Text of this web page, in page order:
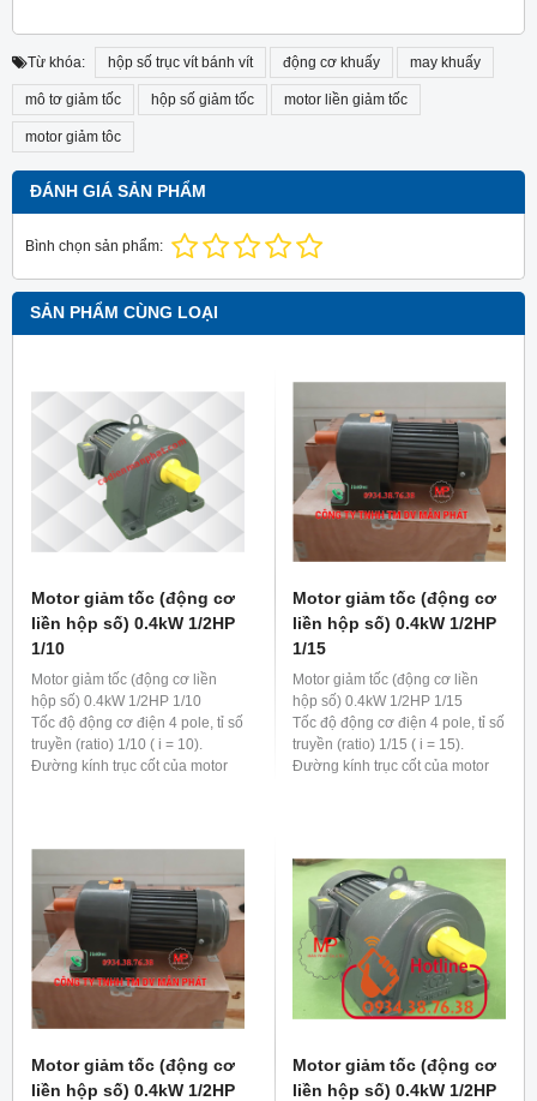
Từ khóa: hộp số trục vít bánh vít động cơ khuấy may khuấy
mô tơ giảm tốc hộp số giảm tốc motor liền giảm tốc
motor giảm tôc
ĐÁNH GIÁ SẢN PHẨM
Bình chọn sản phẩm:
SẢN PHẨM CÙNG LOẠI
Motor giảm tốc (động cơ
liền hộp số) 0.4kW 1/2HP
1/10
Motor giảm tốc (động cơ liền
hộp số) 0.4kW 1/2HP 1/10
Tốc độ động cơ điện 4 pole, tỉ số
truyền (ratio) 1/10 ( i = 10).
Đường kính trục cốt của motor
Motor giảm tốc (động cơ
liền hộp số) 0.4kW 1/2HP
1/15
Motor giảm tốc (động cơ liền
hộp số) 0.4kW 1/2HP 1/15
Tốc độ động cơ điện 4 pole, tỉ số
truyền (ratio) 1/15 ( i = 15).
Đường kính trục cốt của motor
Motor giảm tốc (động cơ
liền hộp số) 0.4kW 1/2HP
Motor giảm tốc (động cơ
liền hộp số) 0.4kW 1/2HP